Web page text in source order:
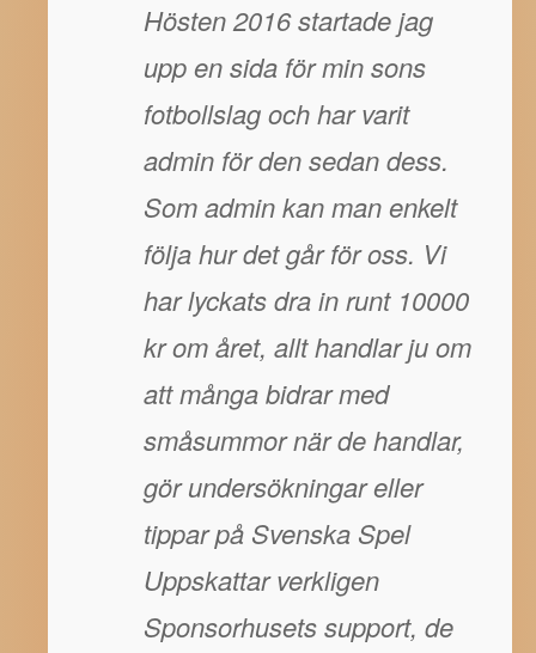
Hösten 2016 startade jag
upp en sida för min sons
fotbollslag och har varit
admin för den sedan dess.
Som admin kan man enkelt
följa hur det går för oss. Vi
har lyckats dra in runt 10000
kr om året, allt handlar ju om
att många bidrar med
småsummor när de handlar,
gör undersökningar eller
tippar på Svenska Spel
Uppskattar verkligen
Sponsorhusets support, de